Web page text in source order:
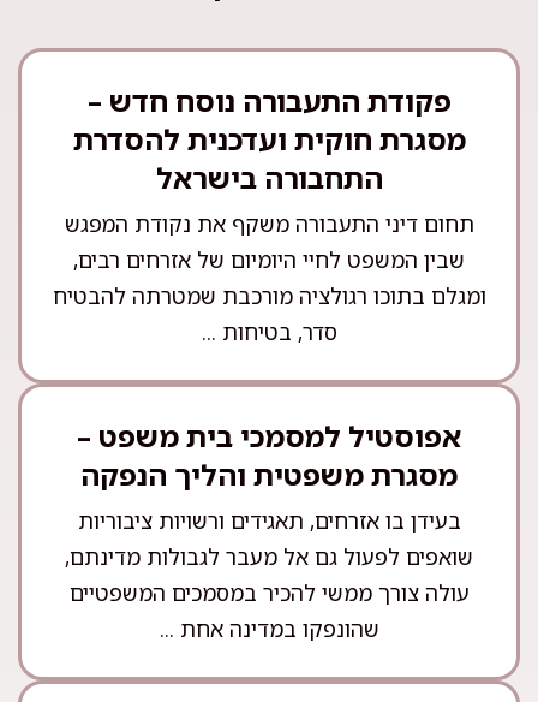
פקודת התעבורה נוסח חדש –
מסגרת חוקית ועדכנית להסדרת
התחבורה בישראל
תחום דיני התעבורה משקף את נקודת המפגש
שבין המשפט לחיי היומיום של אזרחים רבים,
ומגלם בתוכו רגולציה מורכבת שמטרתה להבטיח
סדר, בטיחות ...
אפוסטיל למסמכי בית משפט –
מסגרת משפטית והליך הנפקה
בעידן בו אזרחים, תאגידים ורשויות ציבוריות
שואפים לפעול גם אל מעבר לגבולות מדינתם,
עולה צורך ממשי להכיר במסמכים המשפטיים
שהונפקו במדינה אחת ...